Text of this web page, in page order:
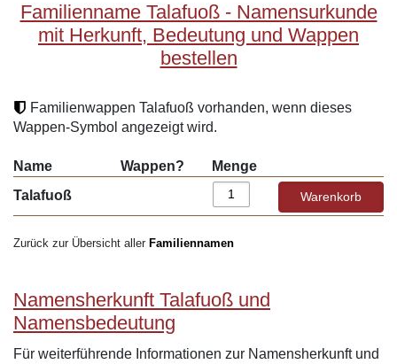
Familienname Talafuoß - Namensurkunde
mit Herkunft, Bedeutung und Wappen
bestellen
Familienwappen Talafuoß vorhanden, wenn dieses
Wappen-Symbol angezeigt wird.
Name Wappen?
Menge
Talafuoß
Zurück zur Übersicht aller Familiennamen
Namensherkunft Talafuoß und
Namensbedeutung
Für weiterführende Informationen zur Namensherkunft und